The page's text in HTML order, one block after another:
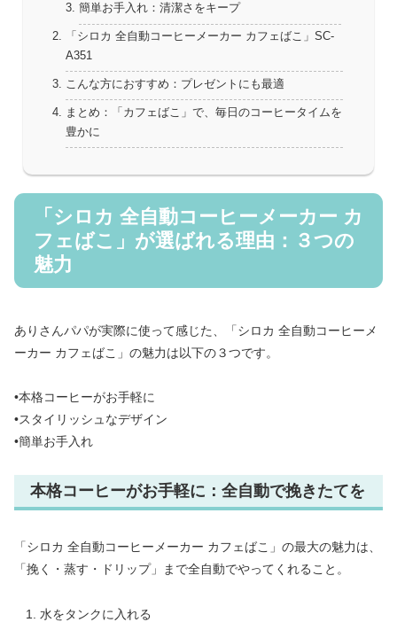
簡単お手入れ：清潔さをキープ
「シロカ 全自動コーヒーメーカー カフェばこ」SC-
A351
こんな方におすすめ：プレゼントにも最適
まとめ：「カフェばこ」で、毎日のコーヒータイムを
豊かに
「シロカ 全自動コーヒーメーカー カ
フェばこ」が選ばれる理由：３つの
魅力
ありさんパパが実際に使って感じた、「シロカ 全自動コーヒーメ
ーカー カフェばこ」の魅力は以下の３つです。
•本格コーヒーがお手軽に
•スタイリッシュなデザイン
•簡単お手入れ
本格コーヒーがお手軽に：全自動で挽きたてを
「シロカ 全自動コーヒーメーカー カフェばこ」の最大の魅力は、
「挽く・蒸す・ドリップ」まで全自動でやってくれること。
水をタンクに入れる